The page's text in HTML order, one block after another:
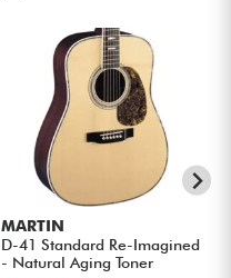
MARTIN
D-41 Standard Re-Imagined
- Natural Aging Toner